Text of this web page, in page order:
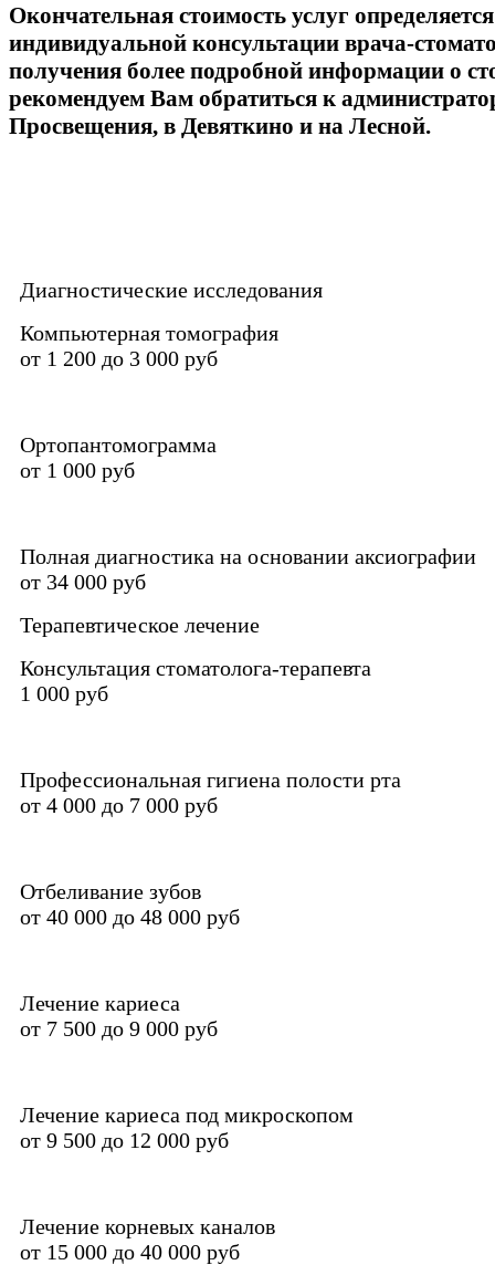
Окончательная стоимость услуг
индивидуальной консультации врача-
получения более подробной информации о
рекомендуем Вам обратиться к
Просвещения, в Девяткино и на Лесной.
Диагностические исследования
Компьютерная томография
от 1 200 до 3 000 руб
Ортопантомограмма
от 1 000 руб
Полная диагностика на основании аксиографии
от 34 000 руб
Терапевтическое лечение
Консультация стоматолога-терапевта
1 000 руб
Профессиональная гигиена полости рта
от 4 000 до 7 000 руб
Отбеливание зубов
от 40 000 до 48 000 руб
Лечение кариеса
от 7 500 до 9 000 руб
Лечение кариеса под микроскопом
от 9 500 до 12 000 руб
Лечение корневых каналов
от 15 000 до 40 000 руб